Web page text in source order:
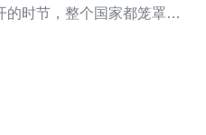
时节，整个国家都笼罩在
生命。 在规划和组